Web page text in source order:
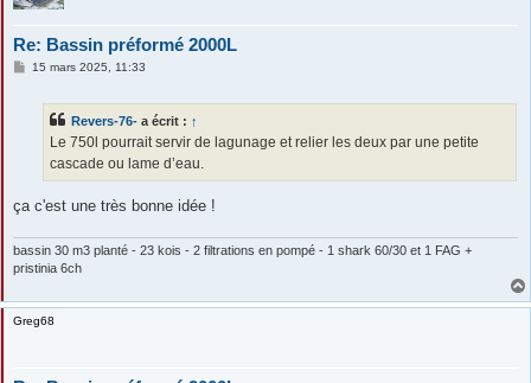
Re: Bassin préformé 2000L
M
15 mars 2025, 11:33
Revers-76- a écrit : ↑
Le 750l pourrait servir de lagunage et relier les deux par une petite
cascade ou lame d’eau.
ça c'est une très bonne idée !
bassin 30 m3 planté - 23 kois - 2 filtrations en pompé - 1 shark 60/30 et 1 FAG +
pristinia 6ch
Greg68